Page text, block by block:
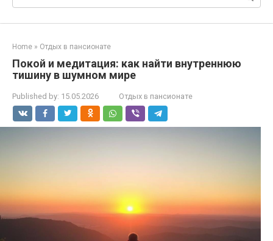
Home » Отдых в пансионате
Покой и медитация: как найти внутреннюю
тишину в шумном мире
Published by: 15.05.2026 Отдых в пансионате